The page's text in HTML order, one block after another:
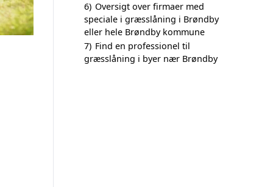
6) Oversigt over firmaer med
speciale i græsslåning i Brøndby
eller hele Brøndby kommune
7) Find en professionel til
græsslåning i byer nær Brøndby